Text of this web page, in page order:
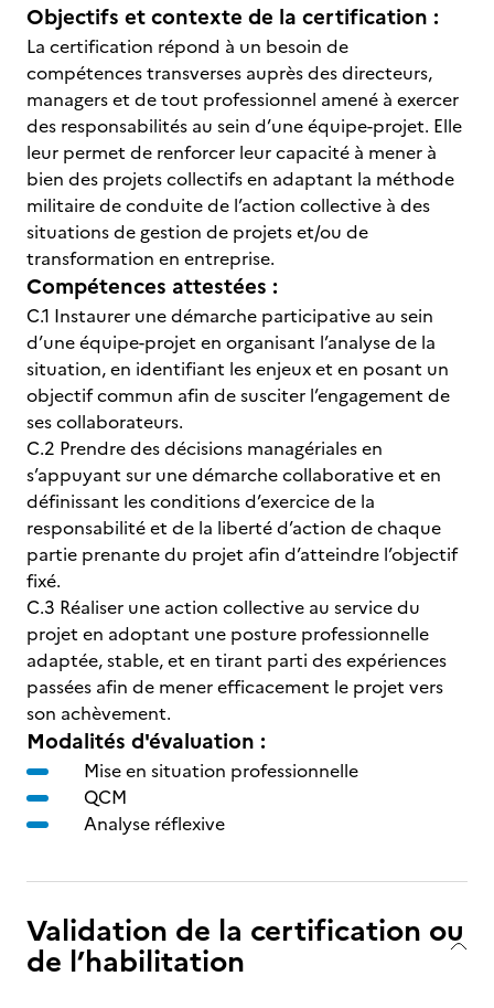
Objectifs et contexte de la certification :
La certification répond à un besoin de
compétences transverses auprès des directeurs,
managers et de tout professionnel amené à exercer
des responsabilités au sein d’une équipe-projet. Elle
leur permet de renforcer leur capacité à mener à
bien des projets collectifs en adaptant la méthode
militaire de conduite de l’action collective à des
situations de gestion de projets et/ou de
transformation en entreprise.
Compétences attestées :
C.1 Instaurer une démarche participative au sein
d’une équipe-projet en organisant l’analyse de la
situation, en identifiant les enjeux et en posant un
objectif commun afin de susciter l’engagement de
ses collaborateurs.
C.2 Prendre des décisions managériales en
s’appuyant sur une démarche collaborative et en
définissant les conditions d’exercice de la
responsabilité et de la liberté d’action de chaque
partie prenante du projet afin d’atteindre l’objectif
fixé.
C.3 Réaliser une action collective au service du
projet en adoptant une posture professionnelle
adaptée, stable, et en tirant parti des expériences
passées afin de mener efficacement le projet vers
son achèvement.
Modalités d'évaluation :
Mise en situation professionnelle
QCM
Analyse réflexive
Validation de la certification ou
de l’habilitation